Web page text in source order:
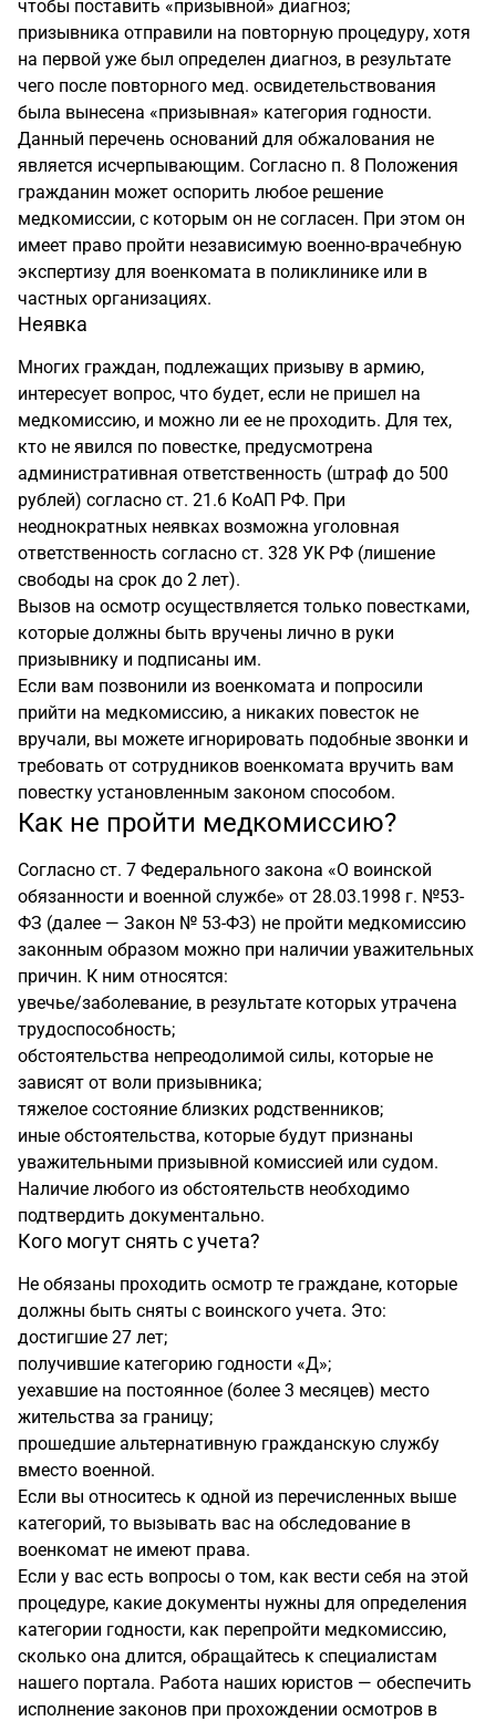
чтобы поставить «призывной» диагноз;
призывника отправили на повторную процедуру, хотя
на первой уже был определен диагноз, в результате
чего после повторного мед. освидетельствования
была вынесена «призывная» категория годности.
Данный перечень оснований для обжалования не
является исчерпывающим. Согласно п. 8 Положения
гражданин может оспорить любое решение
медкомиссии, с которым он не согласен. При этом он
имеет право пройти независимую военно-врачебную
экспертизу для военкомата в поликлинике или в
частных организациях.
Неявка
Многих граждан, подлежащих призыву в армию,
интересует вопрос, что будет, если не пришел на
медкомиссию, и можно ли ее не проходить. Для тех,
кто не явился по повестке, предусмотрена
административная ответственность (штраф до 500
рублей) согласно ст. 21.6 КоАП РФ. При
неоднократных неявках возможна уголовная
ответственность согласно ст. 328 УК РФ (лишение
свободы на срок до 2 лет).
Вызов на осмотр осуществляется только повестками,
которые должны быть вручены лично в руки
призывнику и подписаны им.
Если вам позвонили из военкомата и попросили
прийти на медкомиссию, а никаких повесток не
вручали, вы можете игнорировать подобные звонки и
требовать от сотрудников военкомата вручить вам
повестку установленным законом способом.
Как не пройти медкомиссию?
Согласно ст. 7 Федерального закона «О воинской
обязанности и военной службе» от 28.03.1998 г. №53-
ФЗ (далее — Закон № 53-ФЗ) не пройти медкомиссию
законным образом можно при наличии уважительных
причин. К ним относятся:
увечье/заболевание, в результате которых утрачена
трудоспособность;
обстоятельства непреодолимой силы, которые не
зависят от воли призывника;
тяжелое состояние близких родственников;
иные обстоятельства, которые будут признаны
уважительными призывной комиссией или судом.
Наличие любого из обстоятельств необходимо
подтвердить документально.
Кого могут снять с учета?
Не обязаны проходить осмотр те граждане, которые
должны быть сняты с воинского учета. Это:
достигшие 27 лет;
получившие категорию годности «Д»;
уехавшие на постоянное (более 3 месяцев) место
жительства за границу;
прошедшие альтернативную гражданскую службу
вместо военной.
Если вы относитесь к одной из перечисленных выше
категорий, то вызывать вас на обследование в
военкомат не имеют права.
Если у вас есть вопросы о том, как вести себя на этой
процедуре, какие документы нужны для определения
категории годности, как перепройти медкомиссию,
сколько она длится, обращайтесь к специалистам
нашего портала. Работа наших юристов — обеспечить
исполнение законов при прохождении осмотров в